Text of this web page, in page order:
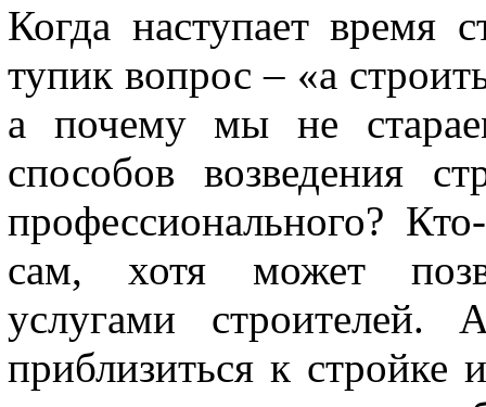
Когда наступает время
тупик вопрос – «а
а почему мы не
способов возведения
профессионального?
сам, хотя может
услугами
приблизиться к стройке